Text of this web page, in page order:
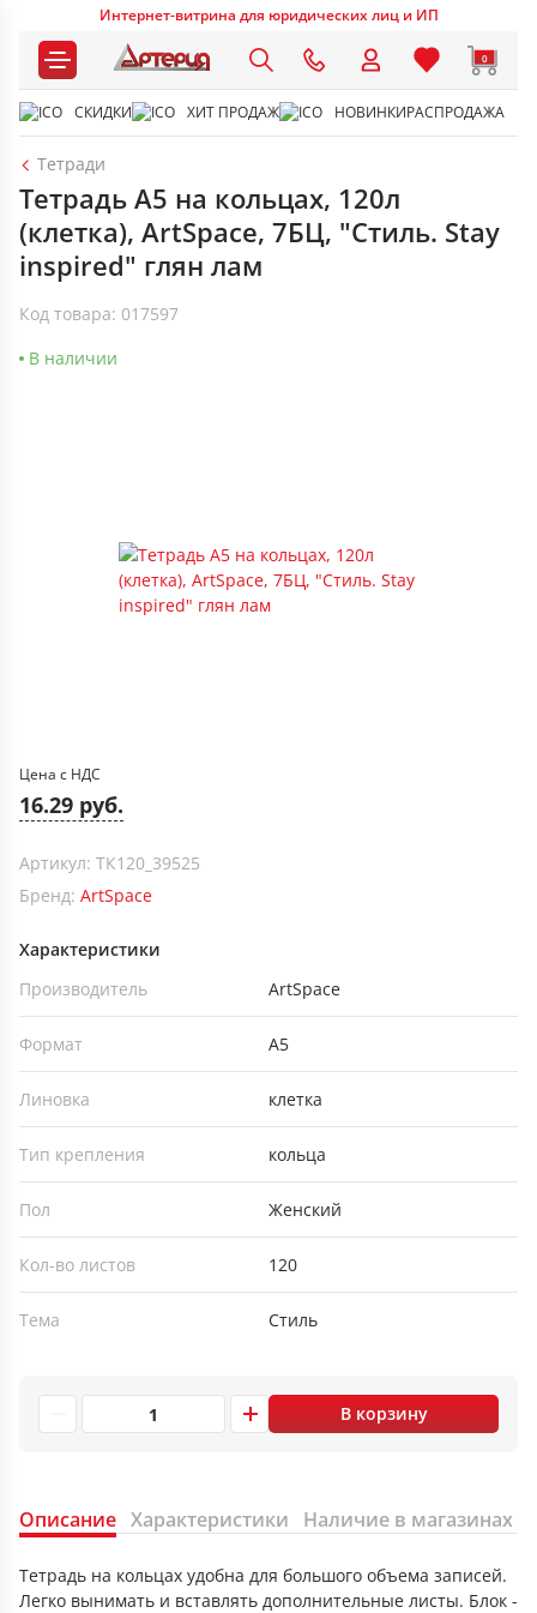
Интернет-витрина для юридических лиц и ИП
0
СКИДКИ ХИТ ПРОДАЖ НОВИНКИРАСПРОДАЖА
Тетради
Тетрадь А5 на кольцах, 120л
(клетка), ArtSpace, 7БЦ, "Стиль. Stay
inspired" глян лам
Код товара: 017597
В наличии
Цена с НДС
16.29 руб.
Артикул: ТК120_39525
Бренд: ArtSpace
Характеристики
Производитель
ArtSpace
Формат А5
Линовка клетка
Тип крепления кольца
Пол Женский
Кол-во листов 120
Тема Стиль
В корзину
Описание Характеристики Наличие в магазинах
Тетрадь на кольцах удобна для большого объема записей.
Легко вынимать и вставлять дополнительные листы. Блок -